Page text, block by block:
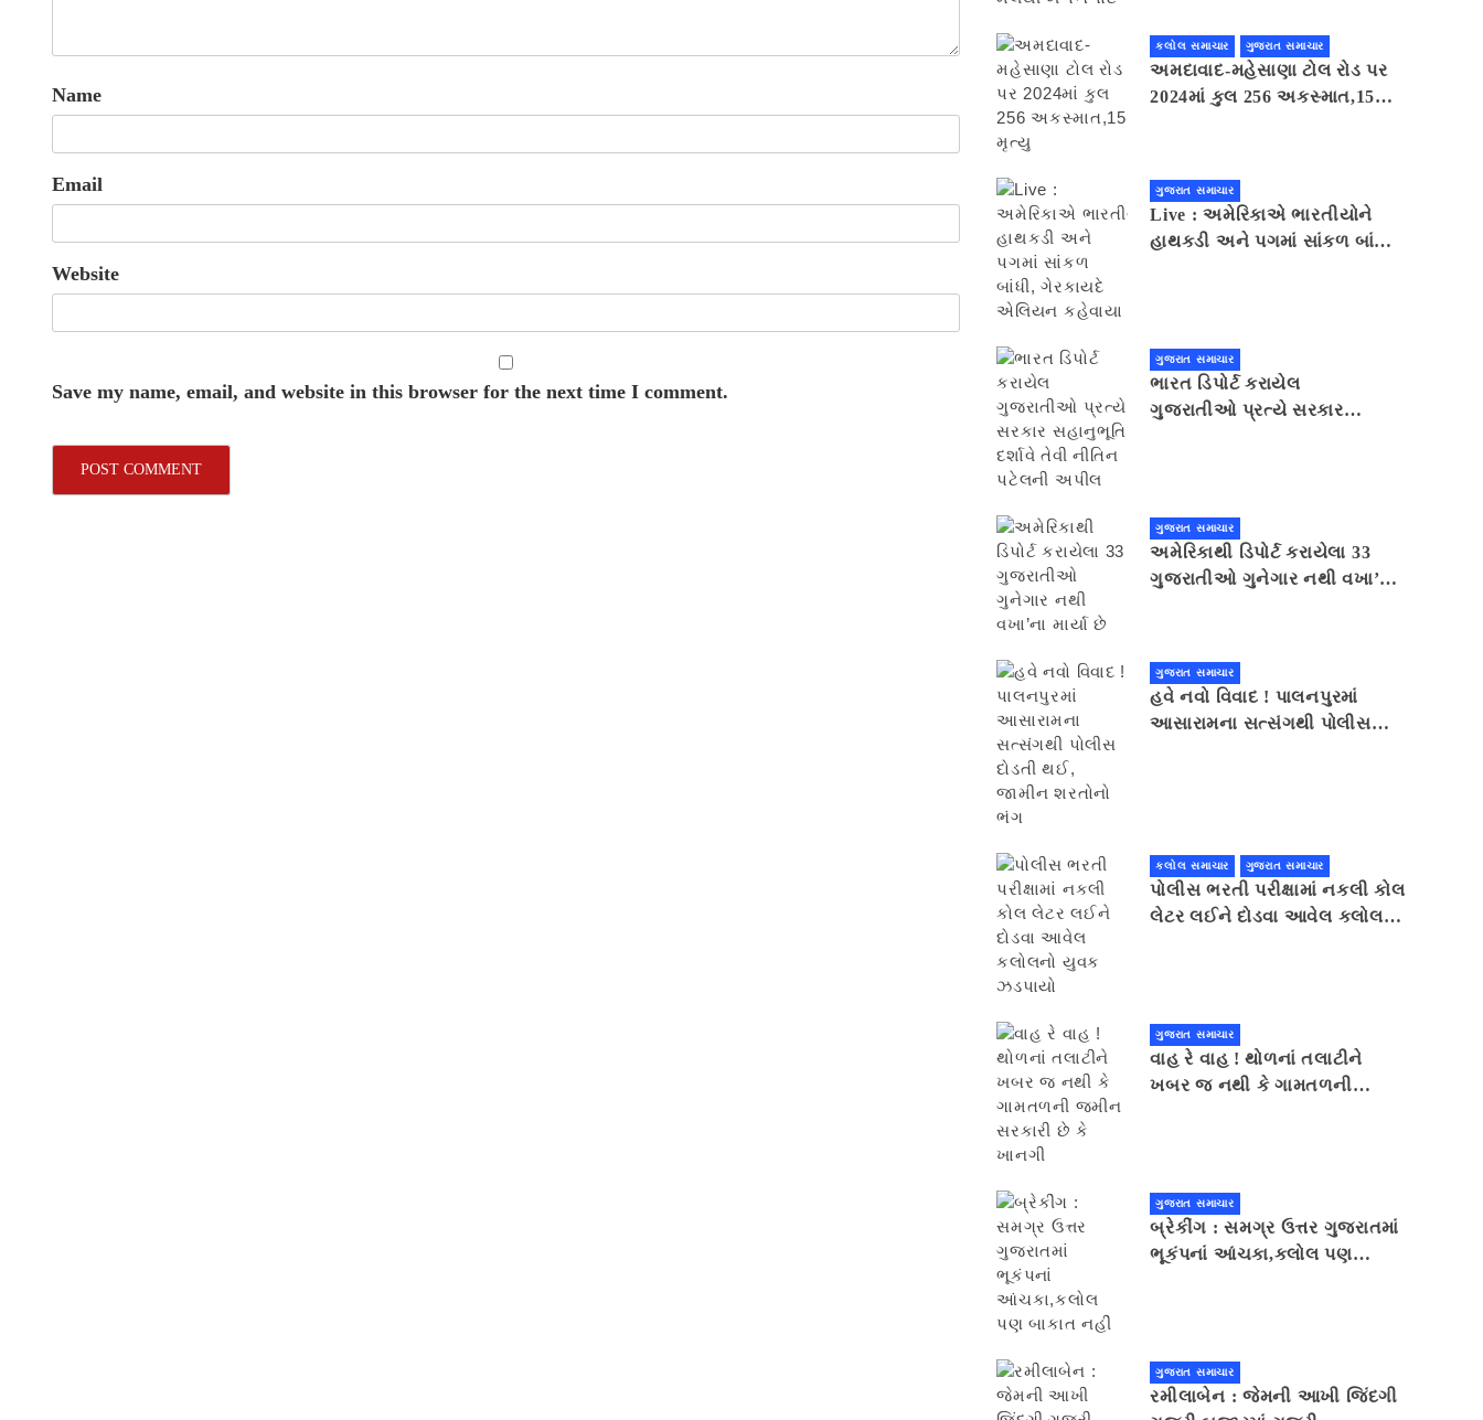
Name
Email
Website
Save my name, email, and website in this browser for the next time I comment.
કલોલ સમાચાર ગુજરાત સમાચાર
અમદાવાદ-મહેસાણા ટોલ રોડ પર
2024માં કુલ 256 અકસ્માત,15
ગુજરાત સમાચાર
Live : અમેરિકાએ ભારતીયોને
હાથકડી અને પગમાં સાંકળ બાંધી,
ગુજરાત સમાચાર
ભારત ડિપોર્ટ કરાયેલ
ગુજરાતીઓ પ્રત્યે સરકાર
ગુજરાત સમાચાર
અમેરિકાથી ડિપોર્ટ કરાયેલા 33
ગુજરાતીઓ ગુનેગાર નથી વખા’ના
ગુજરાત સમાચાર
હવે નવો વિવાદ ! પાલનપુરમાં
આસારામના સત્સંગથી પોલીસ
કલોલ સમાચાર ગુજરાત સમાચાર
પોલીસ ભરતી પરીક્ષામાં નકલી કોલ
લેટર લઈને દોડવા આવેલ કલોલનો
ગુજરાત સમાચાર
વાહ રે વાહ ! થોળનાં તલાટીને
ખબર જ નથી કે ગામતળની
ગુજરાત સમાચાર
બ્રેકીંગ : સમગ્ર ઉત્તર ગુજરાતમાં
ભૂકંપનાં આંચકા,કલોલ પણ
ગુજરાત સમાચાર
રમીલાબેન : જેમની આખી જિંદગી